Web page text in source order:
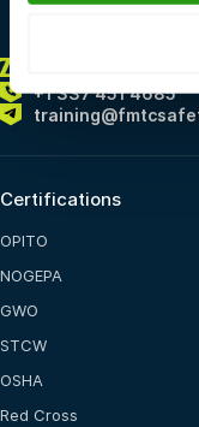
ZAWSZE
+1 337 451 4685
Certifications
OPITO
NOGEPA
GWO
STCW
OSHA
Red Cross